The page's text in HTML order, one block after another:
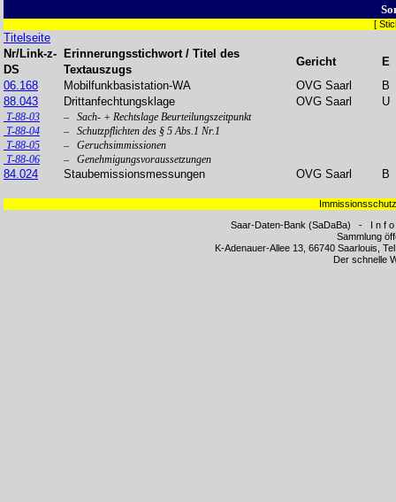
[
Titelseite
Nr/Link-z-
DS
Erinnerungsstichwort / Titel des
Textauszugs
Gericht
E
06.168
Mobilfunkbasistation-WA OVG Saarl
B
88.043
Drittanfechtungsklage OVG Saarl U
T-88-03
– Sach- + Rechtslage Beurteilungszeitpunkt
T-88-04
– Schutzpflichten des § 5 Abs.1 Nr.1
T-88-05
– Geruchsimmissionen
T-88-06
– Genehmigungsvoraussetzungen
84.024 Staubemissionsmessungen OVG Saarl B
Saar-Daten-Bank (SaDaBa) - I n f
Sammlung
K-Adenauer-Allee 13, 66740 Saarlouis,
Der schnelle